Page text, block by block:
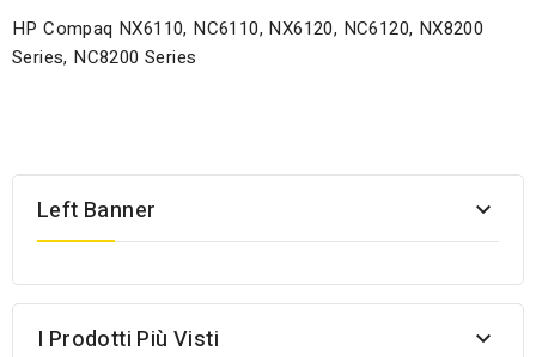
HP Compaq NX6110, NC6110, NX6120, NC6120, NX8200
Series, NC8200 Series
Left Banner 
I Prodotti Più Visti 